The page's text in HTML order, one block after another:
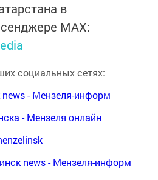
в
MАХ:
социальных сетях:
- Мензеля-информ
- Мензеля онлайн
news - Мензеля-информ